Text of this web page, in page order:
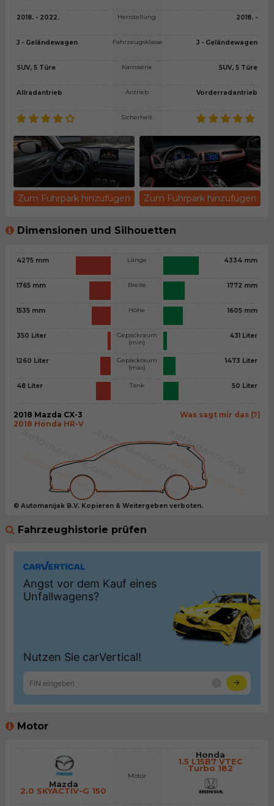
2018. - 2022.
J - Geländewagen
SUV, 5 Türe
Allradantrieb
Herrstellung
Fahrzeugsklasse
Karroserie
Antrieb
Sicherheit
2018. -
J - Geländewagen
SUV, 5 Türe
Vorderradantrieb
Zum Fuhrpark hinzufügen Zum Fuhrpark hinzufügen
Dimensionen und Silhouetten
4275 mm
1765 mm
1535 mm
350 Liter
1260 Liter
48 Liter
Länge
Breite
Höhe
Gepäckraum
(min)
Gepäckraum
(max)
Tank
4334 mm
1772 mm
1605 mm
431 Liter
1473 Liter
50 Liter
Was sagt mir das (?)
2018 Mazda CX-3
2018 Honda HR-V
© Automanijak B.V. Kopieren & Weitergeben verboten.
Fahrzeughistorie prüfen
Motor
Mazda
2.0 SKYACTIV-G 150
Motor
Honda
1.5 L15B7 VTEC
Turbo 182